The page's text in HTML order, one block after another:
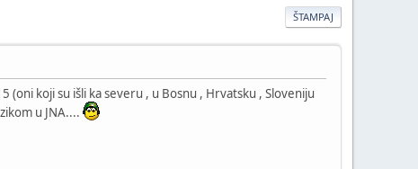
ŠTAMPAJ
(oni koji su išli ka severu , u Bosnu , Hrvatsku , Sloveniju
u JNA....